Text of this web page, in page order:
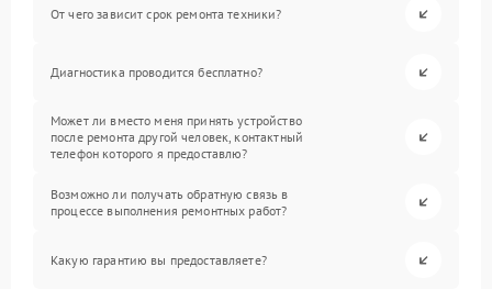
От чего зависит срок ремонта техники?
Диагностика проводится бесплатно?
Может ли вместо меня принять устройство
после ремонта другой человек, контактный
телефон которого я предоставлю?
Возможно ли получать обратную связь в
процессе выполнения ремонтных работ?
Какую гарантию вы предоставляете?